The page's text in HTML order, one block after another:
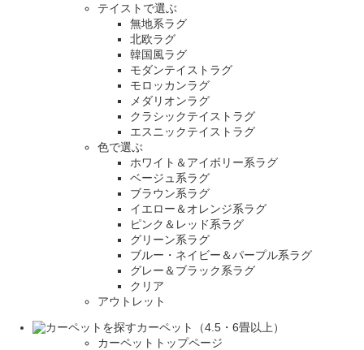
テイストで選ぶ
無地系ラグ
北欧ラグ
韓国風ラグ
モダンテイストラグ
モロッカンラグ
メダリオンラグ
クラシックテイストラグ
エスニックテイストラグ
色で選ぶ
ホワイト＆アイボリー系ラグ
ベージュ系ラグ
ブラウン系ラグ
イエロー＆オレンジ系ラグ
ピンク＆レッド系ラグ
グリーン系ラグ
ブルー・ネイビー＆パープル系ラグ
グレー＆ブラック系ラグ
クリア
アウトレット
カーペット（4.5・6畳以上）
カーペットトップページ